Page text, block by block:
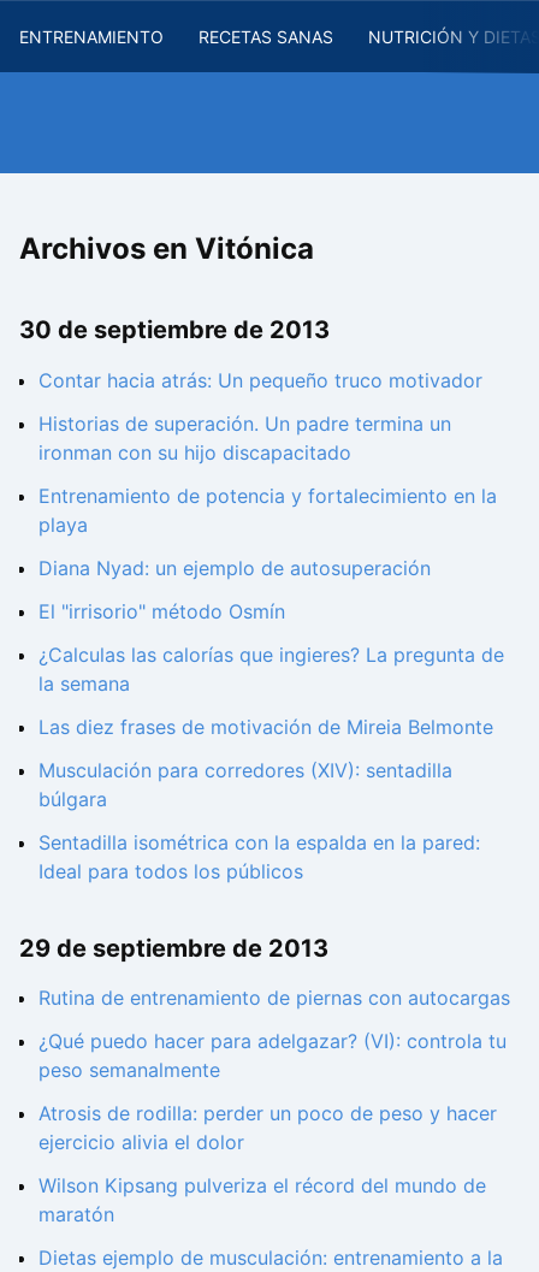
ENTRENAMIENTO RECETAS SANAS NUTRICIÓN Y
Archivos en Vitónica
30 de septiembre de 2013
Contar hacia atrás: Un pequeño truco motivador
Historias de superación. Un padre termina un
ironman con su hijo discapacitado
Entrenamiento de potencia y fortalecimiento en la
playa
Diana Nyad: un ejemplo de autosuperación
El "irrisorio" método Osmín
¿Calculas las calorías que ingieres? La pregunta de
la semana
Las diez frases de motivación de Mireia Belmonte
Musculación para corredores (XIV): sentadilla
búlgara
Sentadilla isométrica con la espalda en la pared:
Ideal para todos los públicos
29 de septiembre de 2013
Rutina de entrenamiento de piernas con autocargas
¿Qué puedo hacer para adelgazar? (VI): controla tu
peso semanalmente
Atrosis de rodilla: perder un poco de peso y hacer
ejercicio alivia el dolor
Wilson Kipsang pulveriza el récord del mundo de
maratón
Dietas ejemplo de musculación: entrenamiento a la